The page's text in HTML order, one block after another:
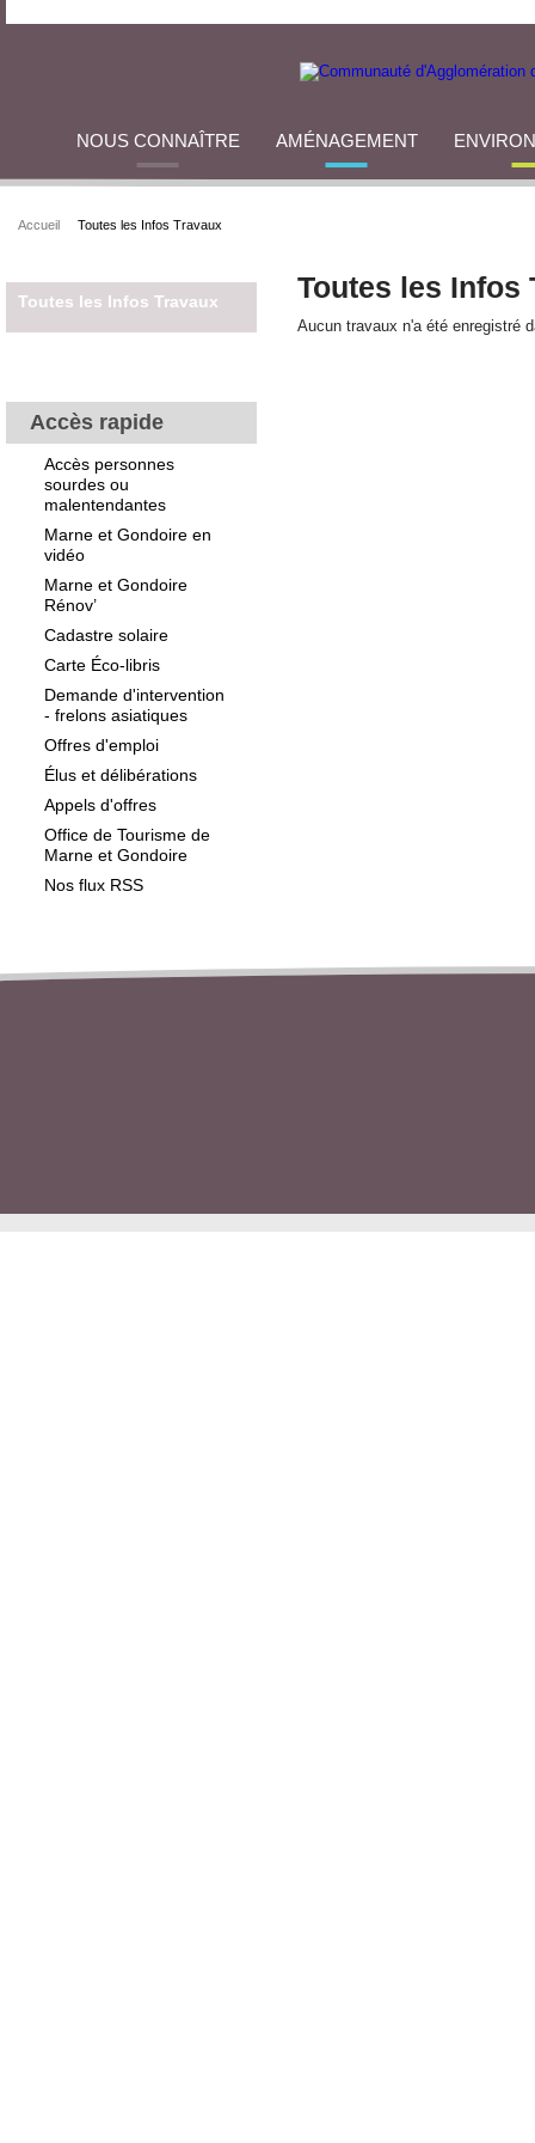
NOUS CONNAÎTRE AMÉNAGEMENT
Accueil Toutes les Infos Travaux
Toutes les Infos Travaux
Accès rapide
Accès personnes
sourdes ou
malentendantes
Marne et Gondoire en
vidéo
Marne et Gondoire
Rénov’
Cadastre solaire
Carte Éco-libris
Demande d'intervention
- frelons asiatiques
Offres d'emploi
Élus et délibérations
Appels d'offres
Office de Tourisme de
Marne et Gondoire
Nos flux RSS
Toutes les Infos
Aucun travaux n'a été enregistré